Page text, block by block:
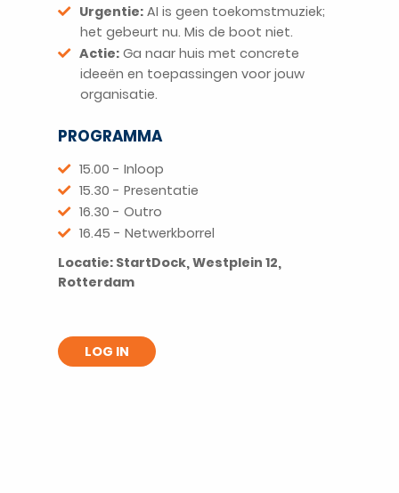
Urgentie: AI is geen toekomstmuziek;
het gebeurt nu. Mis de boot niet.
Actie: Ga naar huis met concrete
ideeën en toepassingen voor jouw
organisatie.
PROGRAMMA
15.00 - Inloop
15.30 - Presentatie
16.30 - Outro
16.45 - Netwerkborrel
Locatie: StartDock, Westplein 12,
Rotterdam
LOG IN